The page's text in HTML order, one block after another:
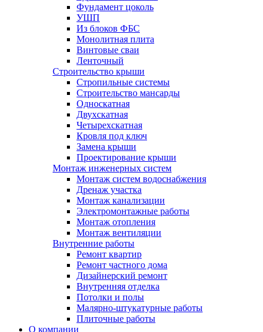
Фундамент цоколь
УШП
Из блоков ФБС
Монолитная плита
Винтовые сваи
Ленточный
Строительство крыши
Стропильные системы
Строительство мансарды
Односкатная
Двухскатная
Четырехскатная
Кровля под ключ
Замена крыши
Проектирование крыши
Монтаж инженерных систем
Монтаж систем водоснабжения
Дренаж участка
Монтаж канализации
Электромонтажные работы
Монтаж отопления
Монтаж вентиляции
Внутренние работы
Ремонт квартир
Ремонт частного дома
Дизайнерский ремонт
Внутренняя отделка
Потолки и полы
Малярно-штукатурные работы
Плиточные работы
О компании